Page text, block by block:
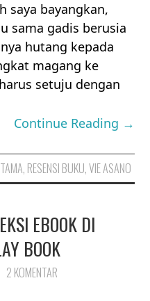
saya bayangkan,
sama gadis berusia
hutang kepada
magang ke
setuju dengan
Continue Reading →
, RESENSI BUKU,VIE ASANO
EBOOK DI
BOOK
2 KOMENTAR